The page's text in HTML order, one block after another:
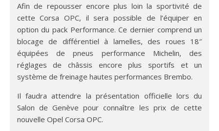
Afin de repousser encore plus loin la sportivité de
cette Corsa OPC, il sera possible de l’équiper en
option du pack Performance. Ce dernier comprend un
blocage de différentiel à lamelles, des roues 18″
équipées de pneus performance Michelin, des
réglages de châssis encore plus sportifs et un
système de freinage hautes performances Brembo.
Il faudra attendre la présentation officielle lors du
Salon de Genève pour connaître les prix de cette
nouvelle Opel Corsa OPC.